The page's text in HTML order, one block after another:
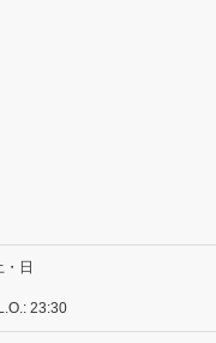
日
23:30